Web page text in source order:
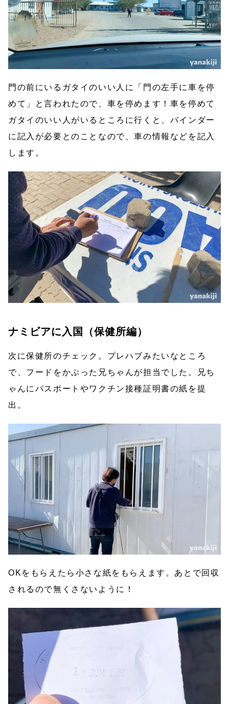
門の前にいるガタイのいい人に「門の左手に車を停
めて」と言われたので、車を停めます！車を停めて
ガタイのいい人がいるところに行くと、バインダー
に記入が必要とのことなので、車の情報などを記入
します。
ナミビアに入国（保健所編）
次に保健所のチェック。プレハブみたいなところ
で、フードをかぶった兄ちゃんが担当でした。兄ち
ゃんにパスポートやワクチン接種証明書の紙を提
出。
OKをもらえたら小さな紙をもらえます。あとで回収
されるので無くさないように！